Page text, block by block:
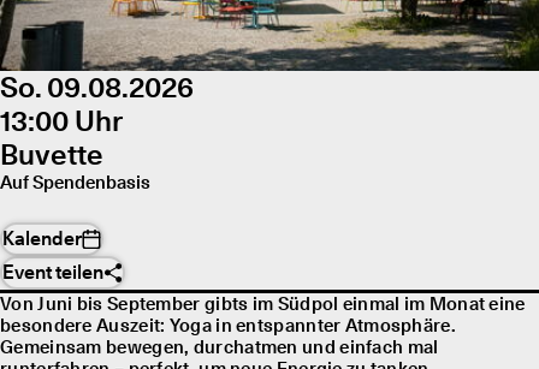
So. 09.08.2026
13:00 Uhr
Buvette
Auf Spendenbasis
Kalender
Event teilen
Von Juni bis September gibts im Südpol einmal im Monat eine
besondere Auszeit: Yoga in entspannter Atmosphäre.
Gemeinsam bewegen, durchatmen und einfach mal